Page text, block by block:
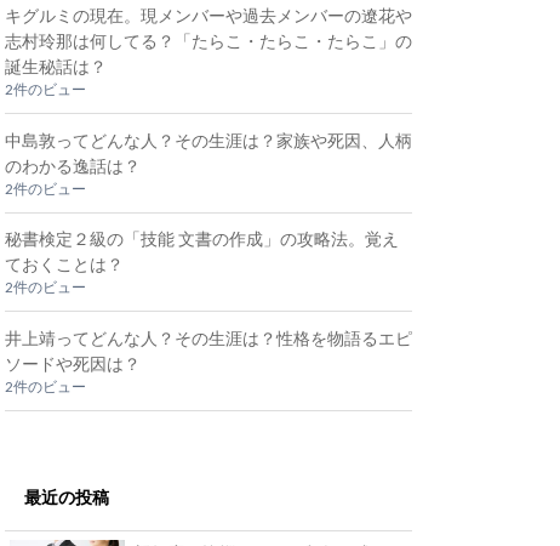
キグルミの現在。現メンバーや過去メンバーの遼花や
志村玲那は何してる？「たらこ・たらこ・たらこ」の
誕生秘話は？
2件のビュー
中島敦ってどんな人？その生涯は？家族や死因、人柄
のわかる逸話は？
2件のビュー
秘書検定２級の「技能 文書の作成」の攻略法。覚え
ておくことは？
2件のビュー
井上靖ってどんな人？その生涯は？性格を物語るエピ
ソードや死因は？
2件のビュー
最近の投稿